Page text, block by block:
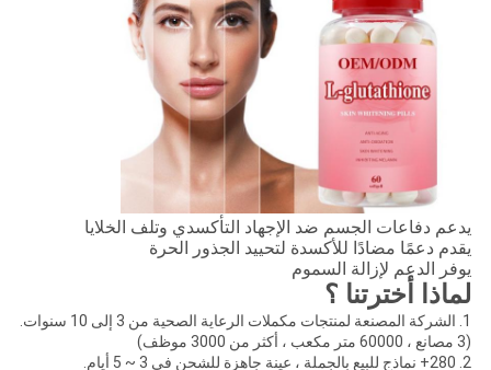
دفاعات الجسم ضد الإجهاد التأكسدي وتلف الخلايا
دعمًا مضادًا للأكسدة لتحييد الجذور الحرة
الدعم لإزالة السموم
أخترتنا ؟
1. الشركة المصنعة لمنتجات مكملات الرعاية الصحية من 3 إلى 10 سنوات.